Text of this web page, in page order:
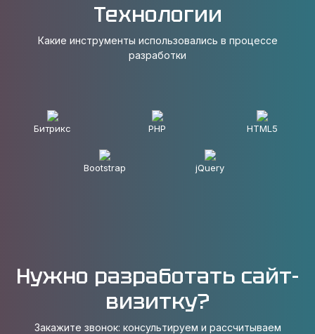
Технологии
Какие инструменты использовались в процессе
разработки
Битрикс PHP HTML5
Bootstrap jQuery
Нужно разработать cайт-
визитку?
Закажите звонок: консультируем и рассчитываем